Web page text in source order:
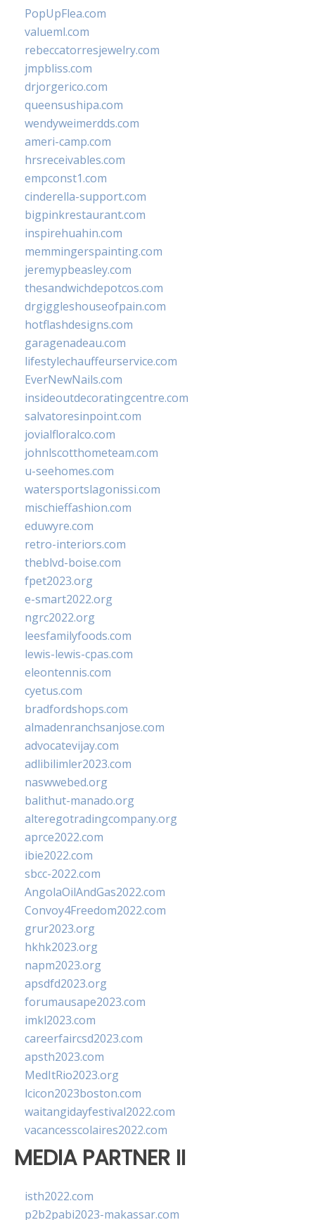
PopUpFlea.com
valueml.com
rebeccatorresjewelry.com
jmpbliss.com
drjorgerico.com
queensushipa.com
wendyweimerdds.com
ameri-camp.com
hrsreceivables.com
empconst1.com
cinderella-support.com
bigpinkrestaurant.com
inspirehuahin.com
memmingerspainting.com
jeremypbeasley.com
thesandwichdepotcos.com
drgiggleshouseofpain.com
hotflashdesigns.com
garagenadeau.com
lifestylechauffeurservice.com
EverNewNails.com
insideoutdecoratingcentre.com
salvatoresinpoint.com
jovialfloralco.com
johnlscotthometeam.com
u-seehomes.com
watersportslagonissi.com
mischieffashion.com
eduwyre.com
retro-interiors.com
theblvd-boise.com
fpet2023.org
e-smart2022.org
ngrc2022.org
leesfamilyfoods.com
lewis-lewis-cpas.com
eleontennis.com
cyetus.com
bradfordshops.com
almadenranchsanjose.com
advocatevijay.com
adlibilimler2023.com
naswwebed.org
balithut-manado.org
alteregotradingcompany.org
aprce2022.com
ibie2022.com
sbcc-2022.com
AngolaOilAndGas2022.com
Convoy4Freedom2022.com
grur2023.org
hkhk2023.org
napm2023.org
apsdfd2023.org
forumausape2023.com
imkl2023.com
careerfaircsd2023.com
apsth2023.com
MedItRio2023.org
lcicon2023boston.com
waitangidayfestival2022.com
vacancesscolaires2022.com
MEDIA PARTNER II
isth2022.com
p2b2pabi2023-makassar.com